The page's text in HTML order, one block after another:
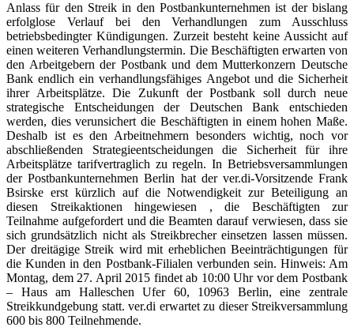
Anlass für den Streik in den Postbankunternehmen ist der bislang
erfolglose Verlauf bei den Verhandlungen zum Ausschluss
betriebsbedingter Kündigungen. Zurzeit besteht keine Aussicht auf
einen weiteren Verhandlungstermin. Die Beschäftigten erwarten von
den Arbeitgebern der Postbank und dem Mutterkonzern Deutsche
Bank endlich ein verhandlungsfähiges Angebot und die Sicherheit
ihrer Arbeitsplätze. Die Zukunft der Postbank soll durch neue
strategische Entscheidungen der Deutschen Bank entschieden
werden, dies verunsichert die Beschäftigten in einem hohen Maße.
Deshalb ist es den Arbeitnehmern besonders wichtig, noch vor
abschließenden Strategieentscheidungen die Sicherheit für ihre
Arbeitsplätze tarifvertraglich zu regeln. In Betriebsversammlungen
der Postbankunternehmen Berlin hat der ver.di-Vorsitzende Frank
Bsirske erst kürzlich auf die Notwendigkeit zur Beteiligung an
diesen Streikaktionen hingewiesen , die Beschäftigten zur
Teilnahme aufgefordert und die Beamten darauf verwiesen, dass sie
sich grundsätzlich nicht als Streikbrecher einsetzen lassen müssen.
Der dreitägige Streik wird mit erheblichen Beeinträchtigungen für
die Kunden in den Postbank-Filialen verbunden sein. Hinweis: Am
Montag, dem 27. April 2015 findet ab 10:00 Uhr vor dem Postbank
– Haus am Halleschen Ufer 60, 10963 Berlin, eine zentrale
Streikkundgebung statt. ver.di erwartet zu dieser Streikversammlung
600 bis 800 Teilnehmende.